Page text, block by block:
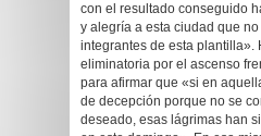
con el resultado conseguido
y alegría a esta ciudad que
integrantes de esta plantilla».
eliminatoria por el ascenso
para afirmar que «si en
de decepción porque no se
deseado, esas lágrimas han